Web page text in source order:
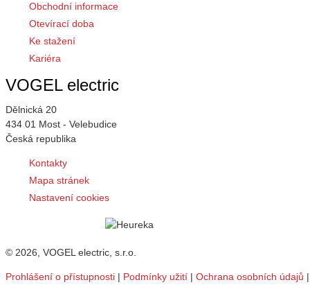
Obchodní informace
Otevírací doba
Ke stažení
Kariéra
VOGEL electric
Dělnická 20
434 01 Most - Velebudice
Česká republika
Kontakty
Mapa stránek
Nastavení cookies
© 2026, VOGEL electric, s.r.o.
Prohlášení o přístupnosti | Podmínky užití | Ochrana osobních údajů